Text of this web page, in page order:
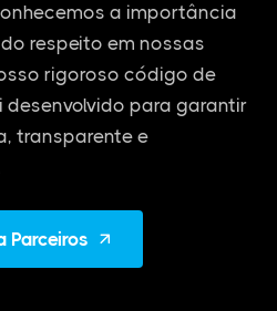
a importância
respeito em nossas
rigoroso código de
para garantir
transparente e
Parceiros